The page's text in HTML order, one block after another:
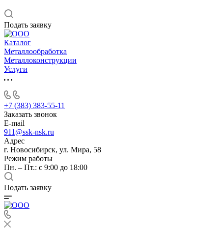
Подать заявку
Каталог
Металлообработка
Металлоконструкции
Услуги
+7 (383) 383-55-11
Заказать звонок
E-mail
911@ssk-nsk.ru
Адрес
г. Новосибирск, ул. Мира, 58
Режим работы
Пн. – Пт.: с 9:00 до 18:00
Подать заявку